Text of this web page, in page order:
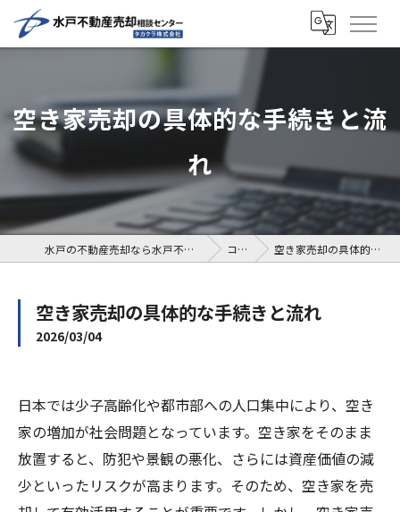
空き家売却の具体的な手続きと流
れ
水戸の不動産売却なら水戸不動産売却相談センター コラム 空き家売却の具体的な手続きと流れ
空き家売却の具体的な手続きと流れ
2026/03/04
日本では少子高齢化や都市部への人口集中により、空き
家の増加が社会問題となっています。空き家をそのまま
放置すると、防犯や景観の悪化、さらには資産価値の減
少といったリスクが高まります。そのため、空き家を売